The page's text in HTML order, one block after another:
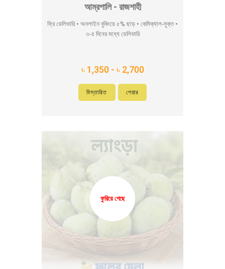
আম্রপালি - রাজশাহী
ফ্রি ডেলিভারি • অনলাইন বুকিংয়ে ৫% ছাড় • কেমিক্যাল-মুক্ত •
৩-৪ দিনের মধ্যে ডেলিভারি
৳ 1,350 - ৳ 2,700
বিস্তারিত শেয়ার
ফুরিয়ে গেছে